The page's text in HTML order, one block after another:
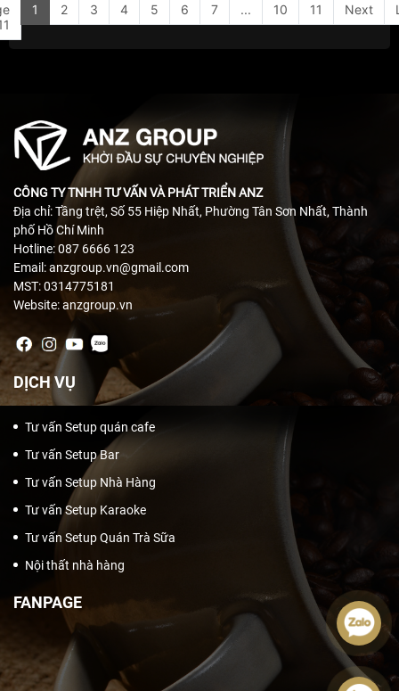
1 2 3 4 5 6 7 ... 10 11 Next
CÔNG TY TNHH TƯ VẤN VÀ PHÁT TRIỂN ANZ
Địa chỉ: Tầng trệt, Số 55 Hiệp Nhất, Phường Tân Sơn Nhất, Thành
phố Hồ Chí Minh
Hotline: 087 6666 123
Email: anzgroup.vn@gmail.com
MST: 0314775181
Website: anzgroup.vn
DỊCH VỤ
Tư vấn Setup quán cafe
Tư vấn Setup Bar
Tư vấn Setup Nhà Hàng
Tư vấn Setup Karaoke
Tư vấn Setup Quán Trà Sữa
Nội thất nhà hàng
FANPAGE